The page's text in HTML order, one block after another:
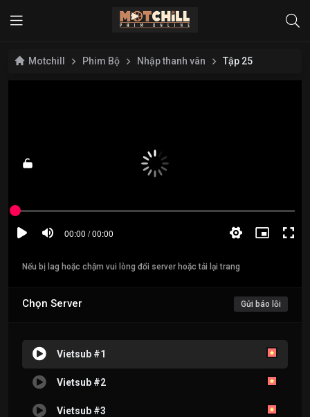
Motchill Phim Bộ Nhập thanh vân Tập 25
Nếu bị lag hoặc chậm vui lòng đổi server hoặc tải lại trang
Chọn Server Gửi báo lỗi
Vietsub #1
Vietsub #2
Vietsub #3